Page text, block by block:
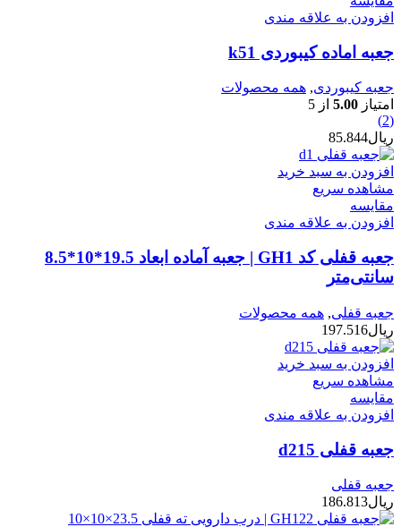
افزودن به علاقه مندی
جعبه اماده کیبوردی k51
جعبه کیبوردی, همه محصولات
امتیاز 5.00 از 5
(2)
ریال85.844
افزودن به سبد خرید
مشاهده سریع
مقایسه
افزودن به علاقه مندی
جعبه قفلی کد GH1 | جعبه آماده ابعاد 19.5*10*8.5
سانتی‌متر
جعبه قفلی, همه محصولات
ریال197.516
افزودن به سبد خرید
مشاهده سریع
مقایسه
افزودن به علاقه مندی
جعبه قفلی d215
جعبه قفلی
ریال186.813